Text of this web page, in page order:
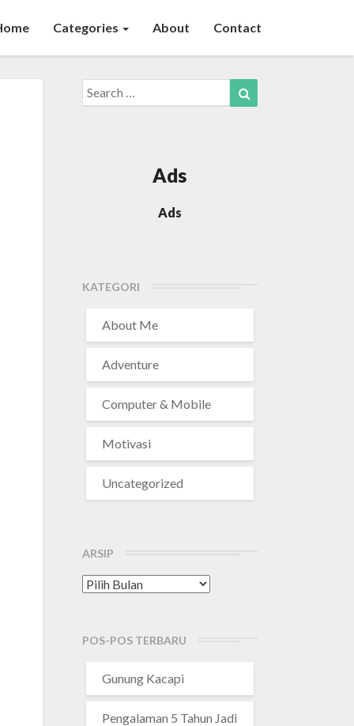
Categories About Contact
Search
for:
Ads
Ads
KATEGORI
About Me
Adventure
Computer & Mobile
Motivasi
Uncategorized
ARSIP
Arsip
POS-POS TERBARU
Gunung Kacapi
Pengalaman 5 Tahun Jadi